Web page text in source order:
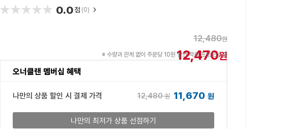
★★★★★
★★★★★ 0.0점 (0)
12,480원
12,470원
※ 수량과 관계 없이 주문당 10원 할인 적용 프로모션 중
오너클랜 멤버십 혜택
나만의 상품 할인 시 결제 가격 12,480원 11,670 원
나만의 최저가 상품 선점하기